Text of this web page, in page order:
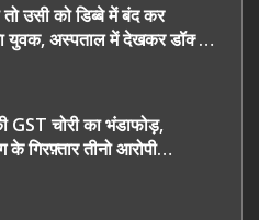
तो उसी को डिब्बे में बंद कर
युवक, अस्पताल में देखकर डॉक्टर
GST चोरी का भंडाफोड़,
के गिरफ़्तार तीनो आरोपी